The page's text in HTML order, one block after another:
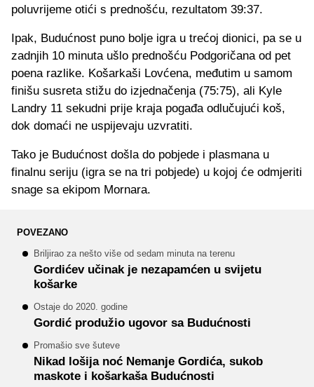
poluvrijeme otići s prednošću, rezultatom 39:37.
Ipak, Budućnost puno bolje igra u trećoj dionici, pa se u
zadnjih 10 minuta ušlo prednošću Podgoričana od pet
poena razlike. Košarkaši Lovćena, međutim u samom
finišu susreta stižu do izjednačenja (75:75), ali Kyle
Landry 11 sekudni prije kraja pogađa odlučujući koš,
dok domaći ne uspijevaju uzvratiti.
Tako je Budućnost došla do pobjede i plasmana u
finalnu seriju (igra se na tri pobjede) u kojoj će odmjeriti
snage sa ekipom Mornara.
POVEZANO
Briljirao za nešto više od sedam minuta na terenu
Gordićev učinak je nezapamćen u svijetu
košarke
Ostaje do 2020. godine
Gordić produžio ugovor sa Budućnosti
Promašio sve šuteve
Nikad lošija noć Nemanje Gordića, sukob
maskote i košarkaša Budućnosti